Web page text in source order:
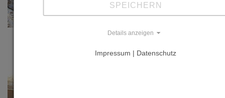
SPEICHERN
Details anzeigen
Impressum | Datenschutz